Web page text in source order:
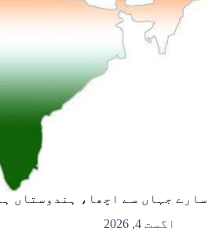
سارے جہاں سے اچھا، ہندوستاں
اگست 4, 2026